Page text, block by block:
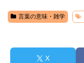
言葉の意味・雑学
X